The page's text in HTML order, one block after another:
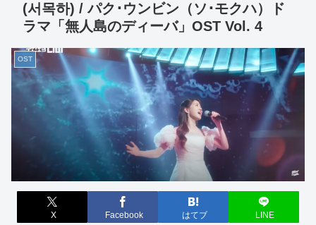
(서목하) / パク･ウンビン（ソ･モクハ）ド
ラマ「無人島のディーバ」OST Vol. 4
OST
X Facebook はてブ LINE